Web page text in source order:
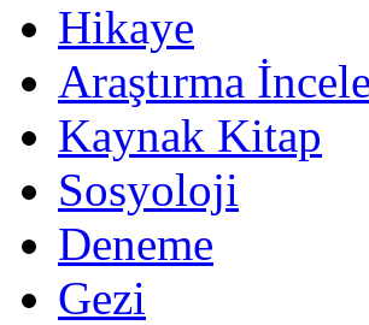
Hikaye
Araştırma
Kaynak Kitap
Sosyoloji
Deneme
Gezi